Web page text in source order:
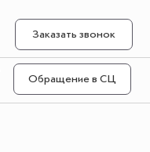
Заказать звонок
Обращение в СЦ